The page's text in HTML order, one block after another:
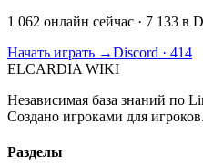
1 062 онлайн сейчас · 7 133 в
Начать играть →Discord · 414
ELCARDIA WIKI
Независимая база знаний по
Создано игроками для игроков.
Разделы